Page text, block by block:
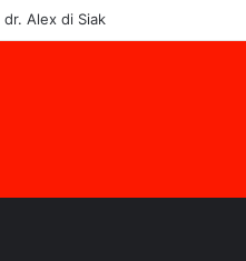
Curanmor Dijerat 7 Tahun Penjara